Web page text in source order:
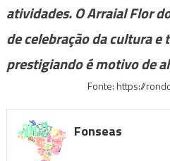
atividades. O Arraial Flor
de celebração da cultura
prestigiando é motivo de
Fonte: https://
Fonseas